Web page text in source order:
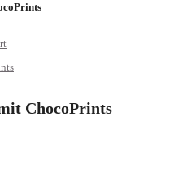
ChocoPrints